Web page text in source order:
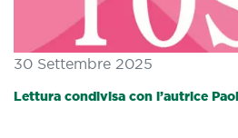
30 Settembre 2025
Lettura condivisa con l’autrice